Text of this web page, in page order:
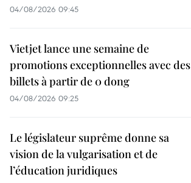
04/08/2026 09:45
Vietjet lance une semaine de
promotions exceptionnelles avec des
billets à partir de 0 dong
04/08/2026 09:25
Le législateur suprême donne sa
vision de la vulgarisation et de
l’éducation juridiques